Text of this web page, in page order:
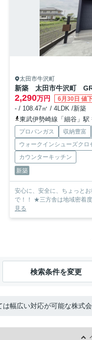
太田市牛沢町
新築 太田市牛沢町
2,290万円 6月30日 値
- / 108.47㎡ / 4LDK /新築
東武伊勢崎線「細谷」駅
プロパンガス 収納豊富
ウォークインシューズクロ
カウンターキッチン
新築
安心に、安全に、ちょっと
で！！ ★三方舎は地域
見る
検索条件を変更
幅広い対応が可能な株式